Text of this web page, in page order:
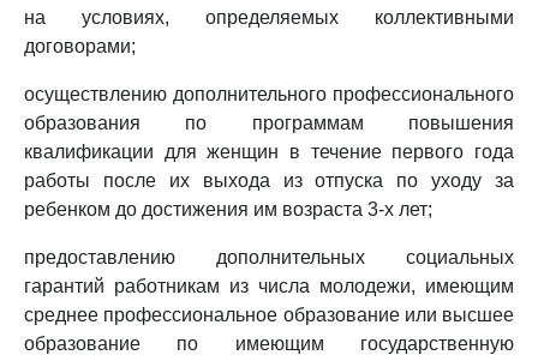
на условиях, определяемых коллективными
договорами;
осуществлению дополнительного профессионального
образования по программам повышения
квалификации для женщин в течение первого года
работы после их выхода из отпуска по уходу за
ребенком до достижения им возраста 3-х лет;
предоставлению дополнительных социальных
гарантий работникам из числа молодежи, имеющим
среднее профессиональное образование или высшее
образование по имеющим государственную